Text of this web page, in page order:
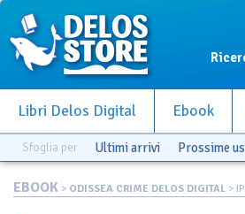
Libri Delos Digital Ebook
Sfoglia per Ultimi arrivi Prossime
EBOOK > ODISSEA CRIME DELOS DIGITAL >